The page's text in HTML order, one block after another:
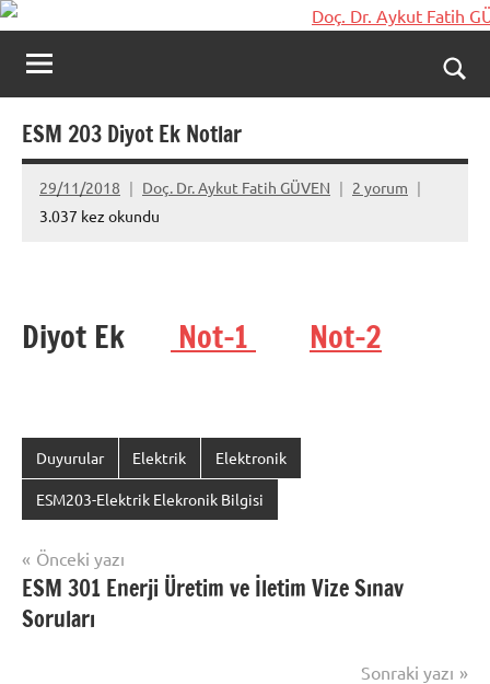
İçeriğe
Doç.
Dr.
Aykut
Fatih
GÜVEN-
2%
2025
Web
Sitesi
aç/
ESM 203 Diyot Ek Notlar
29/11/2018 Doç. Dr. Aykut Fatih GÜVEN
2 yorum
3.037 kez okundu
Diyot Ek Not-1 Not-2
Şununla
etiketlenmiş:
Elekronik
Diyot
Ek
Elektronik,
Duyurular Elektrik Elektronik
ESM203-Elektrik Elekronik Bilgisi
Yazı
gezinmesi
Önceki yazı
ESM 301 Enerji Üretim ve İletim Vize Sınav
Soruları
Sonraki yazı